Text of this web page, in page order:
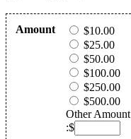
Amount
$10.00
$25.00
$50.00
$100.00
$250.00
$500.00
Other Amount
:$